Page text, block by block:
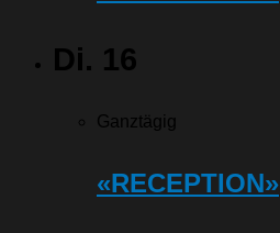
Di. 16
Ganztägig
«RECEPTION»